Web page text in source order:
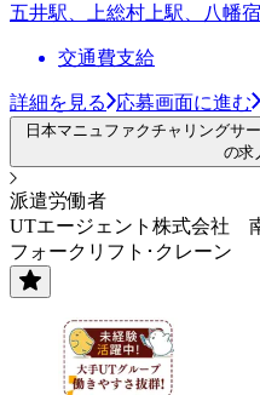
五井駅、上総村上駅、八幡
交通費支給
詳細を見る 応募画面に進む
日本マニュファクチャリングサ
の求
派遣労働者
UTエージェント株式会社
フォークリフト･クレーン